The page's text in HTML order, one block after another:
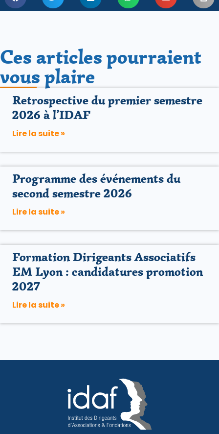
Ces articles pourraient
vous plaire
Retrospective du premier semestre
2026 à l’IDAF
Lire la suite »
Programme des événements du
second semestre 2026
Lire la suite »
Formation Dirigeants Associatifs
EM Lyon : candidatures promotion
2027
Lire la suite »